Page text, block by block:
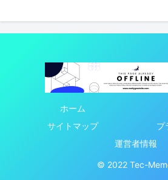
ホーム
サイトマップ
プ
運営者情報
© 2022 Tec-